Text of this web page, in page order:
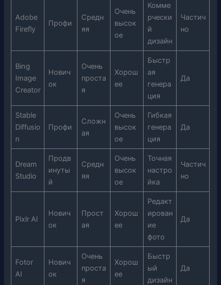
Adobe
Firefly
Профи
Средн
яя
Очень
высок
ое
Комме
рчески
й
дизайн
Частич
но
Bing
Image
Creator
Нович
ок
Очень
проста
я
Хорош
ее
Быстр
ая
генера
ция
Да
Stable
Diffusio
n
Профи
Сложн
ая
Очень
высок
ое
Гибкая
генера
ция
Да
Dream
Studio
Продв
инуты
й
Средн
яя
Очень
высок
ое
Точная
настро
йка
Частич
но
Pixlr AI
Нович
ок
Прост
ая
Хорош
ее
Редакт
ирован
ие
фото
Да
Fotor
AI
Нович
ок
Очень
проста
я
Хорош
ее
Быстр
ый
дизайн
Да